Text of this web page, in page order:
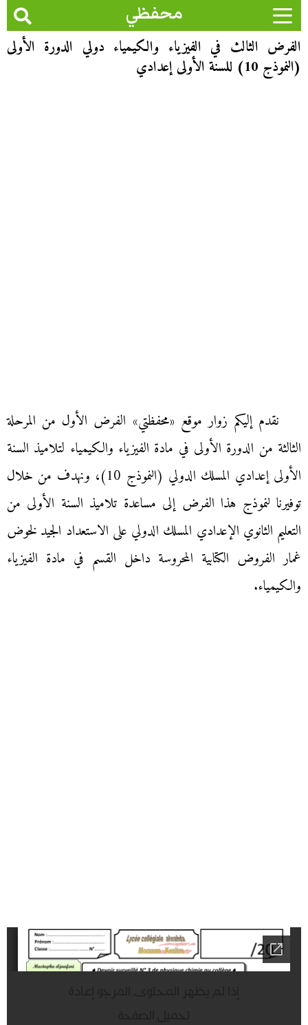
محفظي
الفرض الثالث في الفيزياء والكيمياء دولي الدورة الأولى
(النموذج 10) للسنة الأولى إعدادي
نقدم إليكم زوار موقع «محفظتي» الفرض الأول من المرحلة
الثالثة من الدورة الأولى في مادة الفيزياء والكيمياء لتلاميذ السنة
الأولى إعدادي المسلك الدولي (النموذج 10)، ونهدف من خلال
توفيرنا لنموذج هذا الفرض إلى مساعدة تلاميذ السنة الأولى من
التعليم الثانوي الإعدادي المسلك الدولي على الاستعداد الجيد لخوض
غمار الفروض الكتابية المحروسة داخل القسم في مادة الفيزياء
والكيمياء.